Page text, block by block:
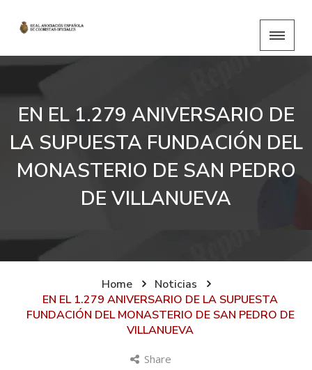
EN EL 1.279 ANIVERSARIO DE
LA SUPUESTA FUNDACIÓN DEL
MONASTERIO DE SAN PEDRO
DE VILLANUEVA
Home
Noticias
EN EL 1.279 ANIVERSARIO DE LA SUPUESTA
FUNDACIÓN DEL MONASTERIO DE SAN PEDRO DE
VILLANUEVA
Share